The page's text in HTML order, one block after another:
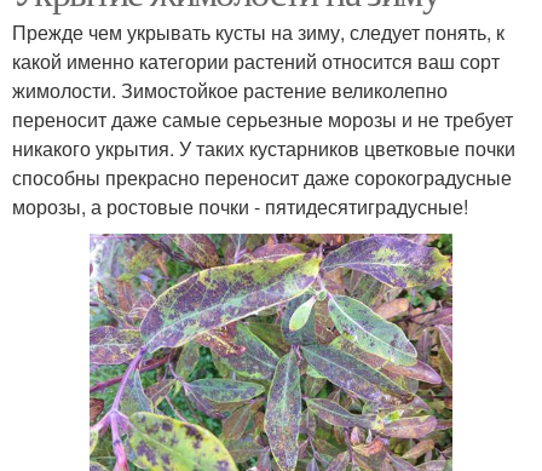
Прежде чем укрывать кусты на зиму, следует понять, к
какой именно категории растений относится ваш сорт
жимолости. Зимостойкое растение великолепно
переносит даже самые серьезные морозы и не требует
никакого укрытия. У таких кустарников цветковые почки
способны прекрасно переносит даже сорокоградусные
морозы, а ростовые почки - пятидесятиградусные!